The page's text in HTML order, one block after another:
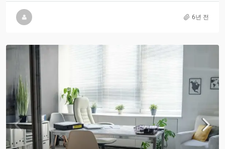
6년 전